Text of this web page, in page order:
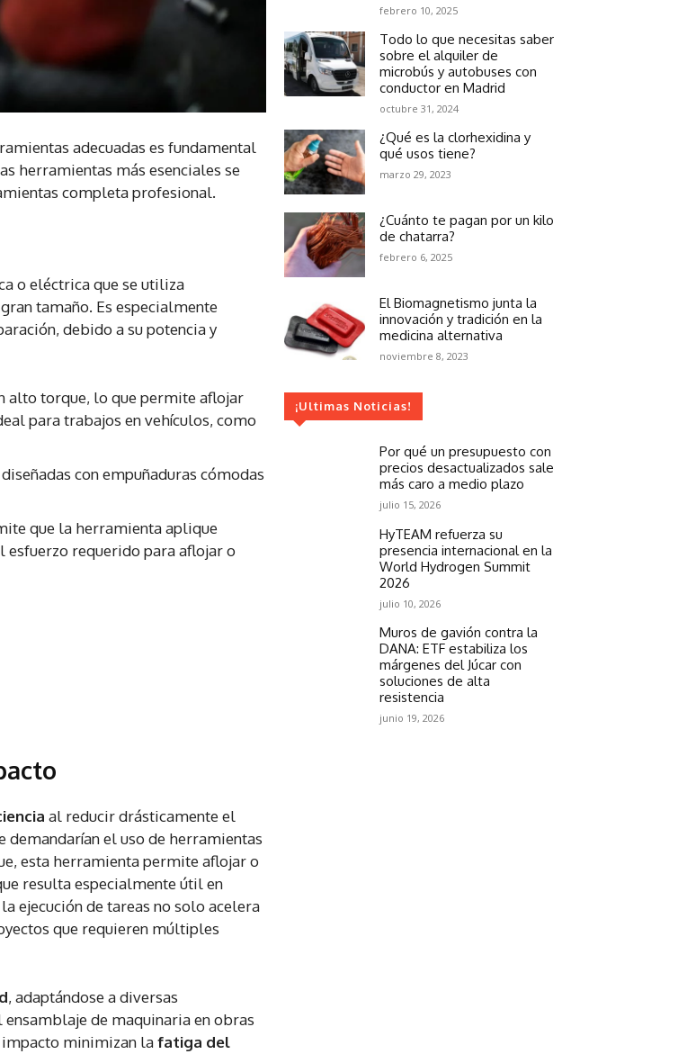
adecuadas es fundamental
herramientas más esenciales se
completa profesional.
o eléctrica que se utiliza
tamaño. Es especialmente
debido a su potencia y
alto torque, lo que permite aflojar
para trabajos en vehículos, como
con empuñaduras cómodas
que la herramienta aplique
requerido para aflojar o
al reducir drásticamente el
el uso de herramientas
esta herramienta permite aflojar o
resulta especialmente útil en
ejecución de tareas no solo acelera
que requieren múltiples
, adaptándose a diversas
de maquinaria en obras
impacto minimizan lafatiga del
febrero 10, 2025
Todo lo que necesitas saber
sobre el alquiler de
microbús y autobuses con
conductor en Madrid
octubre 31, 2024
¿Qué es la clorhexidina y
qué usos tiene?
marzo 29, 2023
¿Cuánto te pagan por un kilo
de chatarra?
febrero 6, 2025
El Biomagnetismo junta la
innovación y tradición en la
medicina alternativa
noviembre 8, 2023
¡Ultimas Noticias!
Por qué un presupuesto con
precios desactualizados sale
más caro a medio plazo
julio 15, 2026
HyTEAM refuerza su
presencia internacional en la
World Hydrogen Summit
2026
julio 10, 2026
Muros de gavión contra la
DANA: ETF estabiliza los
márgenes del Júcar con
soluciones de alta
resistencia
junio 19, 2026